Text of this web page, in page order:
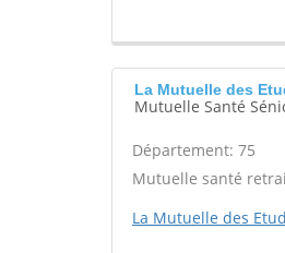
La Mutuelle des
Mutuelle Santé
Département: 75
Mutuelle santé
La Mutuelle des